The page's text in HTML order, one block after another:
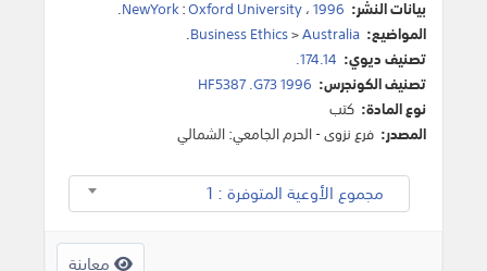
بيانات النشر: NewYork:Oxford University،1996
.
المواضيع:
Business Ethics>Australia
.
تصنيف ديوي: 174.14.
تصنيف الكونجرس: HF5387 .G73 1996
نوع المادة: كتب
المصدر: فرع نزوى - الحرم الجامعي: الشمالي
مجموع الأوعية المتوفرة : 1
معاينة